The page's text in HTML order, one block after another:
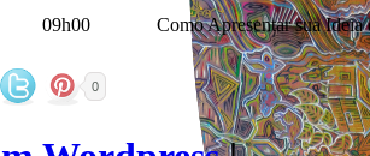
09h00 Como Apresentar sua Ideia
0